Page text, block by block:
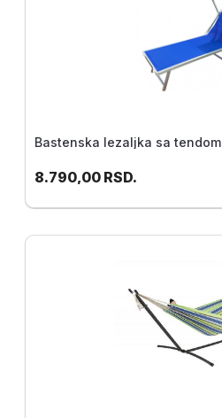
Bastenska lezaljka sa tendom
8.790,00 RSD.